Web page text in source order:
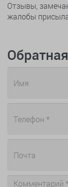
Отзывы,
жалобы